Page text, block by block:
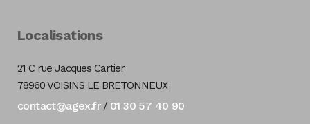
Localisations
21 C rue Jacques Cartier
78960 VOISINS LE BRETONNEUX
contact@agex.fr/ 01 30 57 40 90